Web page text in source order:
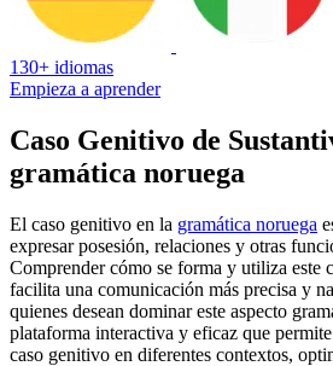
130+ idiomas
Empieza a aprender
Caso Genitivo de
gramática noruega
El caso genitivo en la gramática noruega
expresar posesión, relaciones y otras
Comprender cómo se forma y utiliza este
facilita una comunicación más precisa y
quienes desean dominar este aspecto
plataforma interactiva y eficaz que
caso genitivo en diferentes contextos,